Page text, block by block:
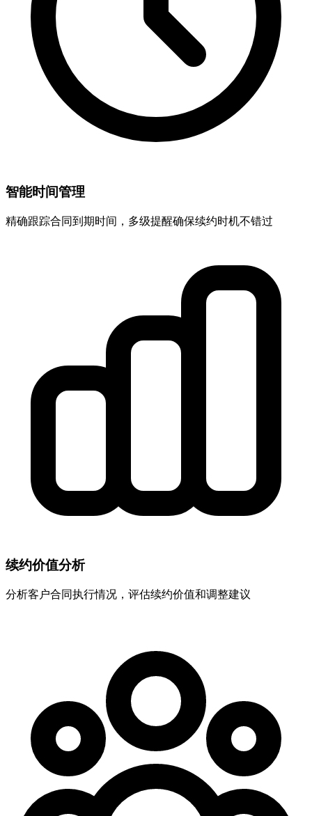
智能时间管理
精确跟踪合同到期时间，多级提醒确保续约时机不错过
续约价值分析
分析客户合同执行情况，评估续约价值和调整建议